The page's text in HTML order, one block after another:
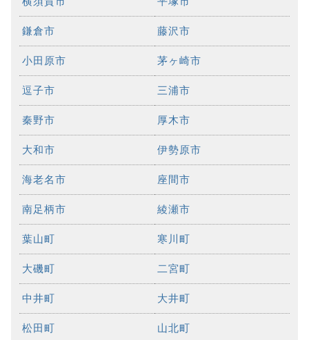
鎌倉市 藤沢市
小田原市 茅ヶ崎市
逗子市 三浦市
秦野市 厚木市
大和市 伊勢原市
海老名市 座間市
南足柄市 綾瀬市
葉山町 寒川町
大磯町 二宮町
中井町 大井町
松田町 山北町